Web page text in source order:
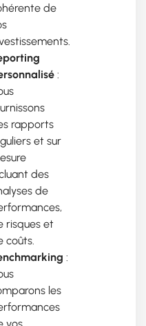
de
:
rapports
et sur
des
de
risques et
coûts.
:
les